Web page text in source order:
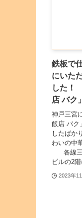
鉄板で
にいた
した！
店 バク」
神戸三宮
飯店 バク
したばか
わいの中
各線三
ビルの2
2023年